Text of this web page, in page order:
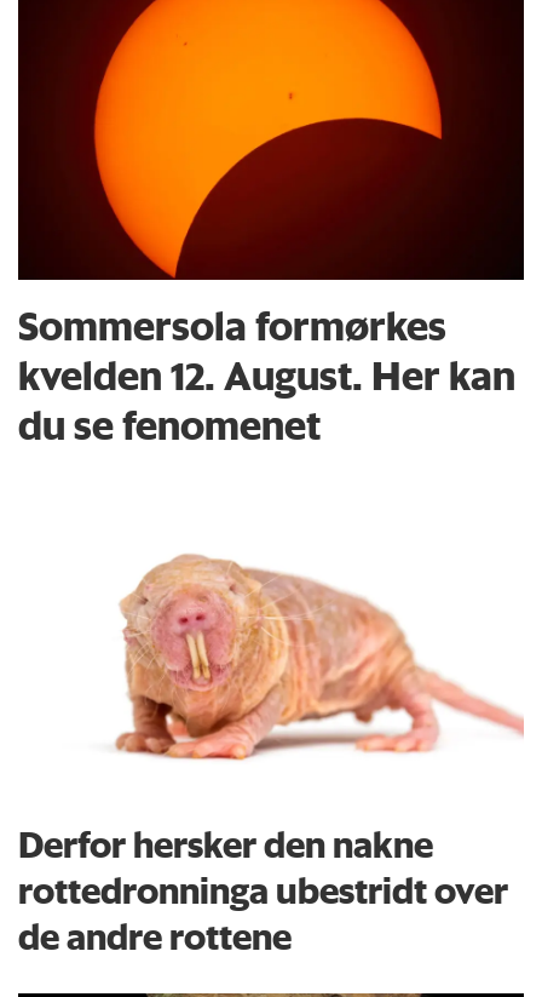
Sommersola formørkes
kvelden 12. August. Her kan
du se fenomenet
Derfor hersker den nakne
rottedronninga ubestridt over
de andre rottene